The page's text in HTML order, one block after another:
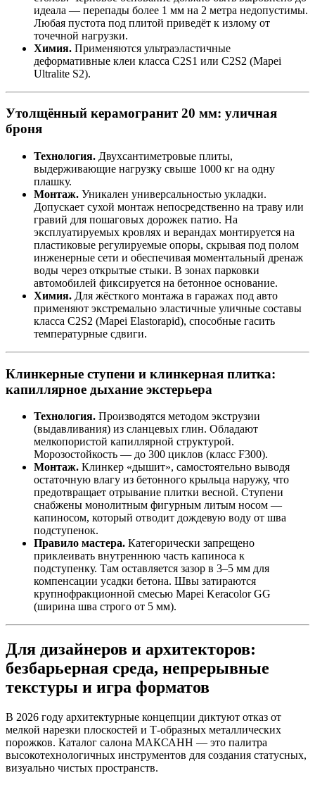
идеала — перепады более 1 мм на 2 метра недопустимы.
Любая пустота под плитой приведёт к излому от
точечной нагрузки.
Химия. Применяются ультраэластичные
деформативные клеи класса C2S1 или C2S2 (Mapei
Ultralite S2).
Утолщённый керамогранит 20 мм: уличная
броня
Технология. Двухсантиметровые плиты,
выдерживающие нагрузку свыше 1000 кг на одну
плашку.
Монтаж. Уникален универсальностью укладки.
Допускает сухой монтаж непосредственно на траву или
гравий для пошаговых дорожек патио. На
эксплуатируемых кровлях и верандах монтируется на
пластиковые регулируемые опоры, скрывая под полом
инженерные сети и обеспечивая моментальный дренаж
воды через открытые стыки. В зонах парковки
автомобилей фиксируется на бетонное основание.
Химия. Для жёсткого монтажа в гаражах под авто
применяют экстремально эластичные уличные составы
класса C2S2 (Mapei Elastorapid), способные гасить
температурные сдвиги.
Клинкерные ступени и клинкерная плитка:
капиллярное дыхание экстерьера
Технология. Производятся методом экструзии
(выдавливания) из сланцевых глин. Обладают
мелкопористой капиллярной структурой.
Морозостойкость — до 300 циклов (класс F300).
Монтаж. Клинкер «дышит», самостоятельно выводя
остаточную влагу из бетонного крыльца наружу, что
предотвращает отрывание плитки весной. Ступени
снабжены монолитным фигурным литым носом —
капиносом, который отводит дождевую воду от шва
подступенок.
Правило мастера. Категорически запрещено
приклеивать внутреннюю часть капиноса к
подступенку. Там оставляется зазор в 3–5 мм для
компенсации усадки бетона. Швы затираются
крупнофракционной смесью Mapei Keracolor GG
(ширина шва строго от 5 мм).
Для дизайнеров и архитекторов:
безбарьерная среда, непрерывные
текстуры и игра форматов
В 2026 году архитектурные концепции диктуют отказ от
мелкой нарезки плоскостей и Т‑образных металлических
порожков. Каталог салона МАКСАНН — это палитра
высокотехнологичных инструментов для создания статусных,
визуально чистых пространств.